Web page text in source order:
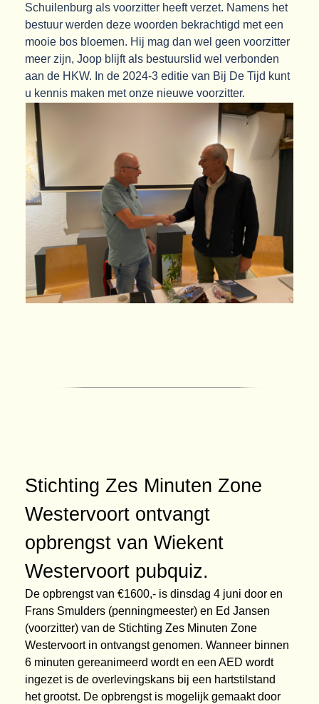
Schuilenburg als voorzitter heeft verzet. Namens het
bestuur werden deze woorden bekrachtigd met een
mooie bos bloemen. Hij mag dan wel geen voorzitter
meer zijn, Joop blijft als bestuurslid wel verbonden
aan de HKW. In de 2024-3 editie van Bij De Tijd kunt
u kennis maken met onze nieuwe voorzitter.
Stichting Zes Minuten Zone
Westervoort ontvangt
opbrengst van Wiekent
Westervoort pubquiz.
De opbrengst van €1600,- is dinsdag 4 juni door en
Frans Smulders (penningmeester) en Ed Jansen
(voorzitter) van de Stichting Zes Minuten Zone
Westervoort in ontvangst genomen. Wanneer binnen
6 minuten gereanimeerd wordt en een AED wordt
ingezet is de overlevingskans bij een hartstilstand
het grootst. De opbrengst is mogelijk gemaakt door